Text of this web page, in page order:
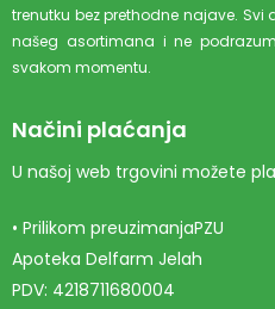
trenutku bez prethodne najave.
našeg asortimana i ne
svakom momentu.
Načini plaćanja
U našoj web trgovini možete
• Prilikom preuzimanjaPZU
Apoteka Delfarm Jelah
PDV: 4218711680004